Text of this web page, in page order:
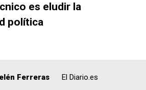
es eludir la
política
Ferreras El Diario.es